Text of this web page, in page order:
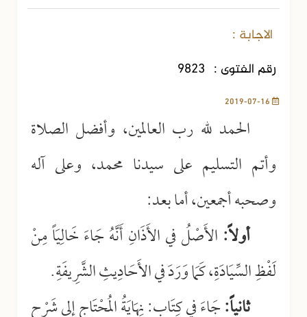
الاجابة :
رقم الفتوى : 9823
الحمد لله رب العالمين، وأفضل الصلاة
وأتم التسليم على سيدنا محمد، وعلى آله
وصحبه أجمعين، أما بعد:
أولاً:الأَصْلُ في الأَذَانِ أَنَّهُ جَاءَ خَالِيَاً مِنْ
لَفْظِ السِّيَادَةِ، كَمَا وَرَدَ في الأَحَادِيثِ الشَّرِيفَةِ.
ثانياً:جَاءَ في كِتَابِ: نِهَايَةُ المُحْتَاجِ إلى شَرْحِ